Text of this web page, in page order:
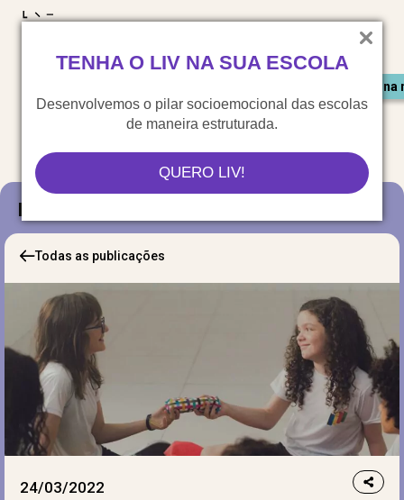
TENHA O LIV NA SUA ESCOLA
Desenvolvemos o pilar socioemocional das escolas
de maneira estruturada.
QUERO LIV!
Saiu
Blog
Todas as publicações
24/03/2022